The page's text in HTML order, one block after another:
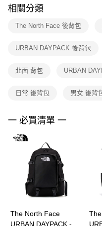
※ 交易是否成功請以「AFTEE先
是否繳費成功／繳費後需取消欲
客戶支援中心」https://
１．透過由恩沛科技股份有限公
權轉讓予恩沛科技股份有限公司。
３．未成年的使用者請事先徵得
４．使用「AFTEE先享後付」時
請求用戶進行身份認證。
５．嚴禁一人註冊多個帳號或使
恩沛科技股份有限公司將有權停
相關分類
The North Face 後背包
URBAN DAYPACK 後背包
北面 背包 URBAN
日常 後背包 男女 後背
一 必買清單 一
The North Face
URBAN DAYPACK -